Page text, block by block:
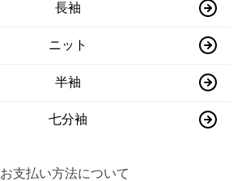
長袖
ニット
半袖
七分袖
お支払い方法について